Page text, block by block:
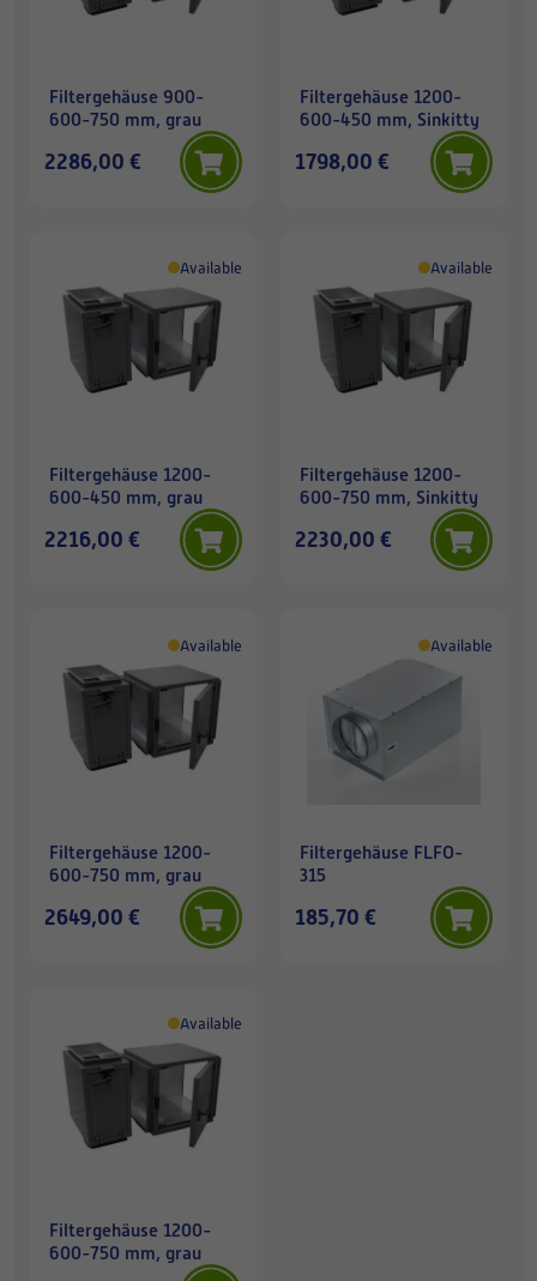
Filtergehäuse 900-
600-750 mm, grau
2286,00 €
Filtergehäuse 1200-
600-450 mm, Sinkitty
1798,00 €
Available
Filtergehäuse 1200-
600-450 mm, grau
2216,00 €
Available
Filtergehäuse 1200-
600-750 mm, Sinkitty
2230,00 €
Available
Filtergehäuse 1200-
600-750 mm, grau
2649,00 €
Available
Filtergehäuse FLFO-
315
185,70 €
Available
Filtergehäuse 1200-
600-750 mm, grau